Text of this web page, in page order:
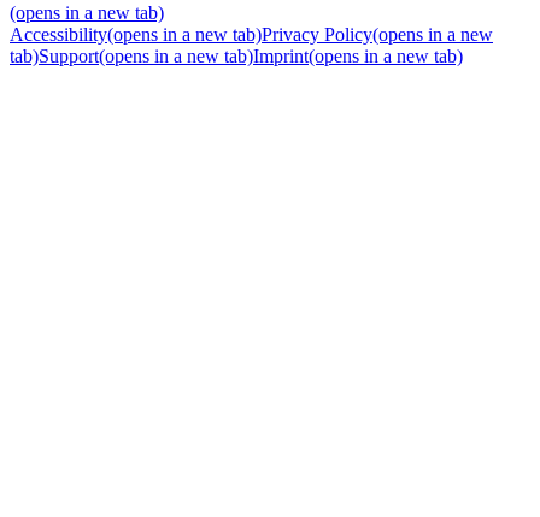
(opens in a new tab)
Accessibility(opens in a new tab)Privacy Policy(opens in a new
tab)Support(opens in a new tab)Imprint(opens in a new tab)